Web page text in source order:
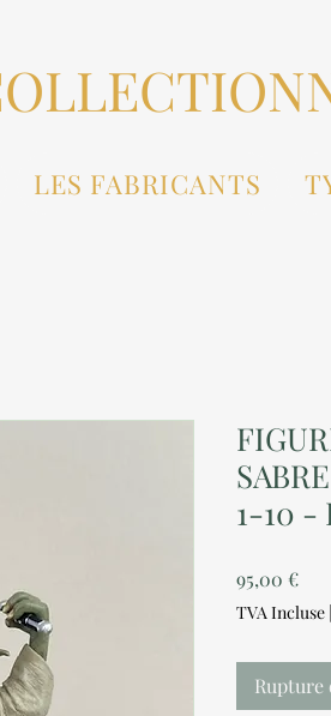
LES FABRICANTS
1-10 -
95,00 €Prix
TVA Incluse |
Rupture